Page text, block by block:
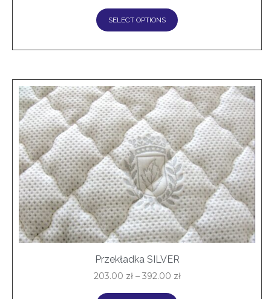
SELECT OPTIONS
Przekładka SILVER
203.00 zł– 392.00 zł